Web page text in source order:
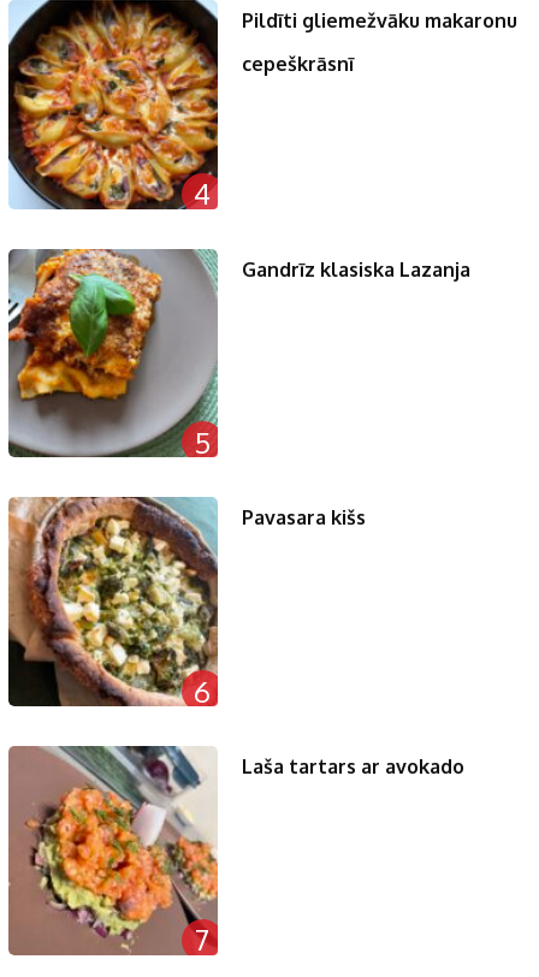
4
Pildīti gliemežvāku makaronu
cepeškrāsnī
5
Gandrīz klasiska Lazanja
6
Pavasara kišs
7
Laša tartars ar avokado